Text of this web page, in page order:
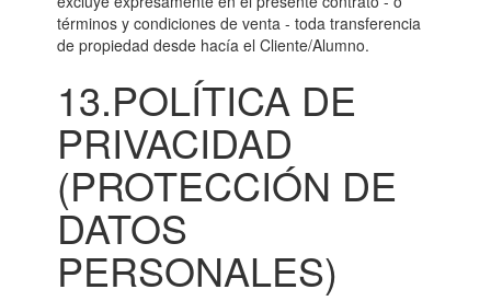
términos y condiciones de venta - toda transferencia
de propiedad desde hacía el Cliente/Alumno.
13.POLÍTICA DE
PRIVACIDAD
(PROTECCIÓN DE
DATOS
PERSONALES)